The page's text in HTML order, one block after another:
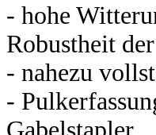
- hohe
Robustheit
- nahezu
-